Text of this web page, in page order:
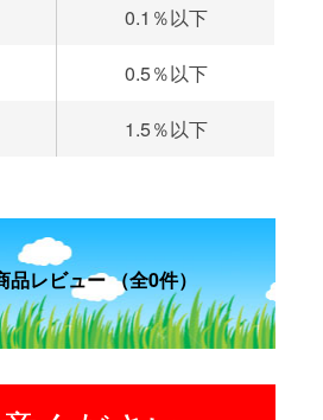
0.1％以下
0.5％以下
1.5％以下
品レビュー （全0件）